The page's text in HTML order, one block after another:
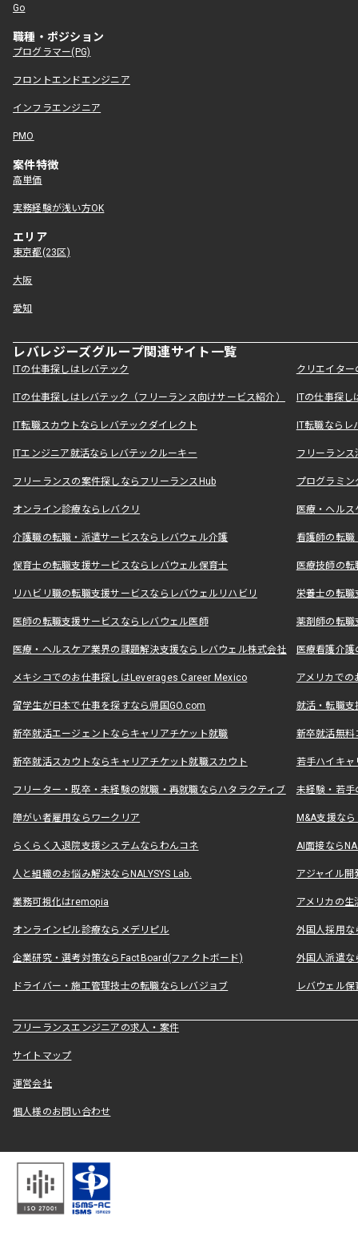
Go
職種・ポジション
プログラマー(PG)
フロントエンドエンジニア
インフラエンジニア
PMO
案件特徴
高単価
実務経験が浅い方OK
エリア
東京都(23区)
大阪
愛知
レバレジーズグループ関連サイト一覧
ITの仕事探しはレバテック クリエイタ
ITの仕事探しはレバテック（フリーランス向けサービス紹介） ITの仕事探
IT転職スカウトならレバテックダイレクト IT転職なら
ITエンジニア就活ならレバテックルーキー フリーラン
フリーランスの案件探しならフリーランスHub プログラミ
オンライン診療ならレバクリ 医療・ヘル
介護職の転職・派遣サービスならレバウェル介護 看護師の転
保育士の転職支援サービスならレバウェル保育士 医療技師の
リハビリ職の転職支援サービスならレバウェルリハビリ 栄養士の転
医師の転職支援サービスならレバウェル医師 薬剤師の転
医療・ヘルスケア業界の課題解決支援ならレバウェル株式会社 医療看護介
メキシコでのお仕事探しはLeverages Career Mexico アメリカで
留学生が日本で仕事を探すなら帰国GO.com 就活・転職
新卒就活エージェントならキャリアチケット就職 新卒就活無料
新卒就活スカウトならキャリアチケット就職スカウト 若手ハイキ
フリーター・既卒・未経験の就職・再就職ならハタラクティブ 未経験・若手
障がい者雇用ならワークリア M&A支援な
らくらく入退院支援システムならわんコネ AI面接なら
人と組織のお悩み解決ならNALYSYS Lab. アジャイル
業務可視化はremopia アメリカの
オンラインピル診療ならメデリピル 外国人採用
企業研究・選考対策ならFactBoard(ファクトボード) 外国人派遣な
ドライバー・施工管理技士の転職ならレバジョブ レバウェル
フリーランスエンジニアの求人・案件
サイトマップ
運営会社
個人様のお問い合わせ